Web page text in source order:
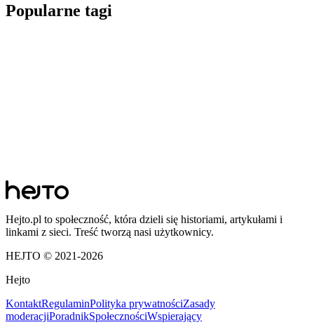
Popularne tagi
Hejto.pl to społeczność, która dzieli się historiami, artykułami i
linkami z sieci. Treść tworzą nasi użytkownicy.
HEJTO © 2021-2026
Hejto
KontaktRegulaminPolityka prywatnościZasady
moderacjiPoradnikSpołecznościWspierający